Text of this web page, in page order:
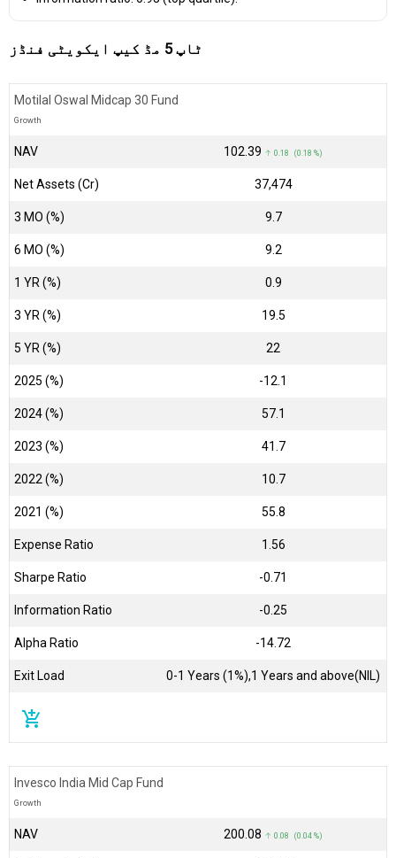
ٹاپ 5 مڈ کیپ ایکویٹی فنڈز
Motilal Oswal Midcap 30 Fund
Growth
NAV ₹102.39 ↑ 0.18 (0.18 %)
Net Assets (Cr) ₹37,474
3 MO (%) 9.7
6 MO (%) 9.2
1 YR (%) 0.9
3 YR (%) 19.5
5 YR (%) 22
2025 (%) -12.1
2024 (%) 57.1
2023 (%) 41.7
2022 (%) 10.7
2021 (%) 55.8
Expense Ratio 1.56
Sharpe Ratio -0.71
Information Ratio -0.25
Alpha Ratio -14.72
Exit Load 0-1 Years (1%),1 Years and above(NIL)
add_shopping_cart
Invesco India Mid Cap Fund
Growth
NAV ₹200.08 ↑ 0.08 (0.04 %)